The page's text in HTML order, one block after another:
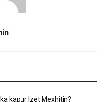
ka kapur Izet Mexhitin?